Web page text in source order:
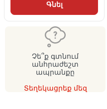
Գնել
Չե՞ք գտնում
անհրաժեշտ
ապրանքը
Տեղեկացրեք մեզ